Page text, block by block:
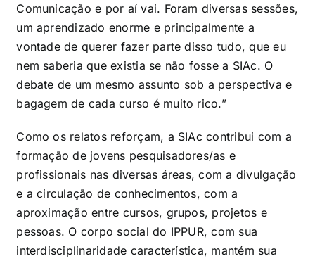
Comunicação e por aí vai. Foram diversas sessões,
um aprendizado enorme e principalmente a
vontade de querer fazer parte disso tudo, que eu
nem saberia que existia se não fosse a SIAc. O
debate de um mesmo assunto sob a perspectiva e
bagagem de cada curso é muito rico.”
Como os relatos reforçam, a SIAc contribui com a
formação de jovens pesquisadores/as e
profissionais nas diversas áreas, com a divulgação
e a circulação de conhecimentos, com a
aproximação entre cursos, grupos, projetos e
pessoas. O corpo social do IPPUR, com sua
interdisciplinaridade característica, mantém sua